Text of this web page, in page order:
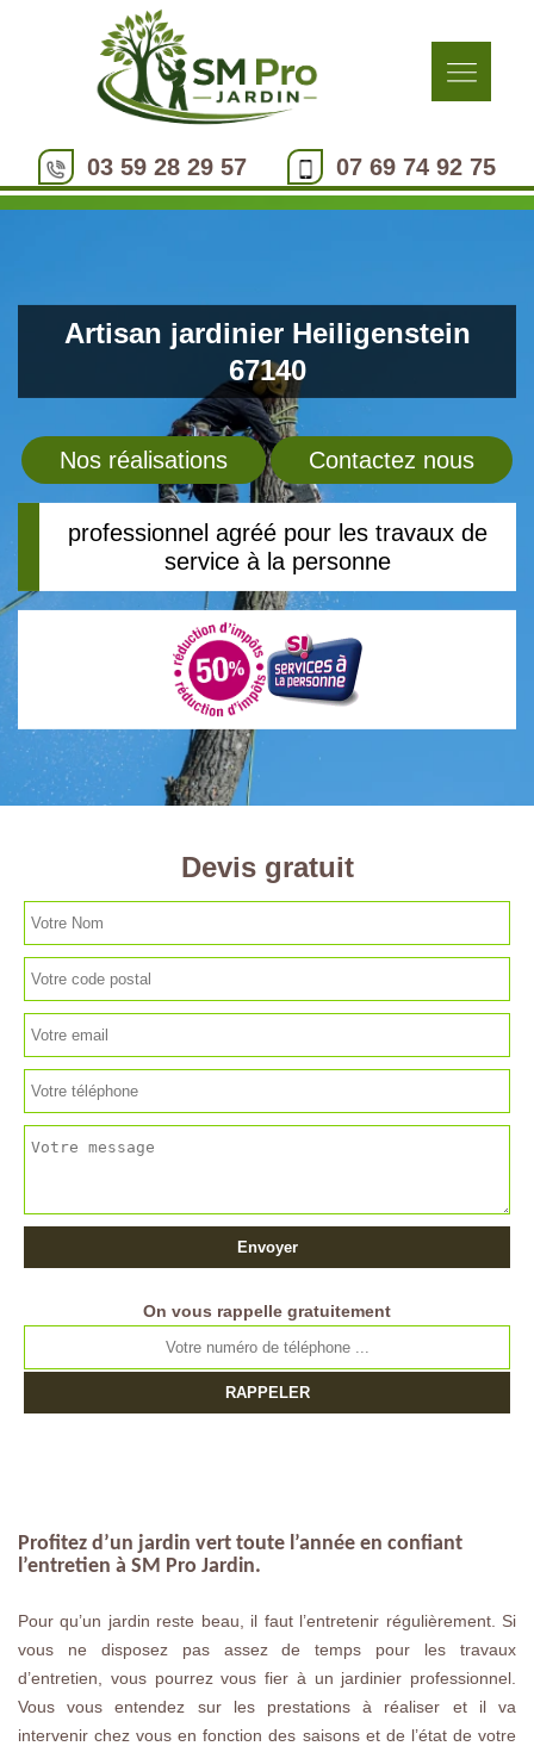
03 59 28 29 57 07 69 74 92 75
Artisan jardinier Heiligenstein
67140
Nos réalisations Contactez nous
professionnel agréé pour les travaux de
service à la personne
Devis gratuit
On vous rappelle gratuitement
Profitez d’un jardin vert toute l’année en confiant
l’entretien à SM Pro Jardin.
Pour qu’un jardin reste beau, il faut l’entretenir régulièrement. Si
vous ne disposez pas assez de temps pour les travaux
d’entretien, vous pourrez vous fier à un jardinier professionnel.
Vous vous entendez sur les prestations à réaliser et il va
intervenir chez vous en fonction des saisons et de l’état de votre